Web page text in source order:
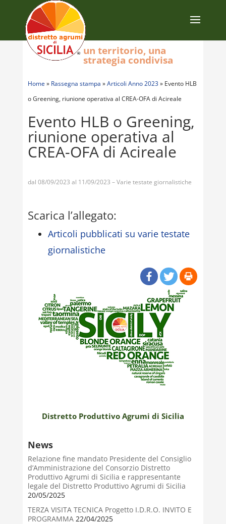
Home » Rassegna stampa »Articoli Anno 2023» Evento HLB
o Greening, riunione operativa al CREA-OFA di Acireale
Evento HLB o Greening,
riunione operativa al
CREA-OFA di Acireale
dal 08/09/2023 al 11/09/2023 – Varie testate giornalistiche
Scarica l’allegato:
Articoli pubblicati su varie testate
giornalistiche
Distretto Produttivo Agrumi di Sicilia
un territorio, una
strategia condivisa
News
Relazione fine mandato Presidente del Consiglio
d’Amministrazione del Consorzio Distretto
Produttivo Agrumi di Sicilia e rappresentante
legale del Distretto Produttivo Agrumi di Sicilia
20/05/2025
TERZA VISITA TECNICA Progetto I.D.R.O. INVITO E
PROGRAMMA22/04/2025